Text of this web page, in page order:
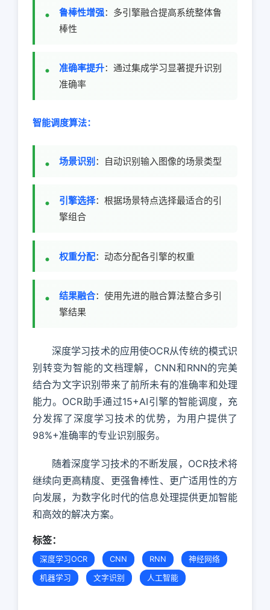
鲁棒性增强：多引擎融合提高系统整体鲁
棒性
准确率提升：通过集成学习显著提升识别
准确率
智能调度算法：
场景识别 ：自动识别输入图像的场景类型
引擎选择：根据场景特点选择最适合的引
擎组合
权重分配：动态分配各引擎的权重
结果融合：使用先进的融合算法整合多引
擎结果
深度学习技术的应用使OCR从传统的模式识
别转变为智能的文档理解，CNN和RNN的完美
结合为文字识别带来了前所未有的准确率和处理
能力。OCR助手通过15+AI引擎的智能调度，充
分发挥了深度学习技术的优势，为用户提供了
98%+准确率的专业识别服务。
随着深度学习技术的不断发展，OCR技术将
继续向更高精度、更强鲁棒性、更广适用性的方
向发展，为数字化时代的信息处理提供更加智能
和高效的解决方案。
标签：
深度学习OCR CNN RNN 神经网络
机器学习 文字识别 人工智能